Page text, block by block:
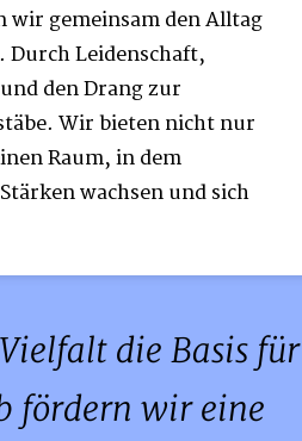
wir gemeinsam den Alltag
Durch Leidenschaft,
den Drang zur
Wir bieten nicht nur
Raum, in dem
wachsen und sich
die Basis für
fördern wir eine